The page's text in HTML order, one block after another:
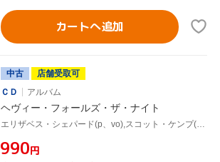
カートへ追加
中古
店舗受取可
ＣＤ
アルバム
ヘヴィー・フォールズ・ザ・ナイト
エリザベス・シェパード(p、vo),スコット・ケンプ(b),コリン・キングスモア(ds、Circular Saw、Cahon),ロス・マッキンタイアー(b),Roman Tome(perc),Michael Davidson(vib),Brian Macmillan(g),Paul Macdougall(g)
¥990円